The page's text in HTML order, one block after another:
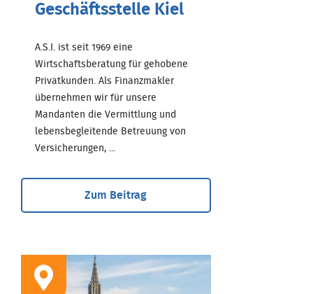
Geschäftsstelle Kiel
A.S.I. ist seit 1969 eine
Wirtschaftsberatung für gehobene
Privatkunden. Als Finanzmakler
übernehmen wir für unsere
Mandanten die Vermittlung und
lebensbegleitende Betreuung von
Versicherungen, ...
Zum Beitrag